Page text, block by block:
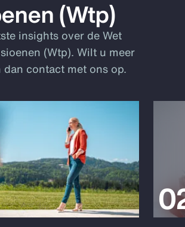
(Wtp)
insights over de Wet
(Wtp). Wilt u meer
dan contact met ons op.